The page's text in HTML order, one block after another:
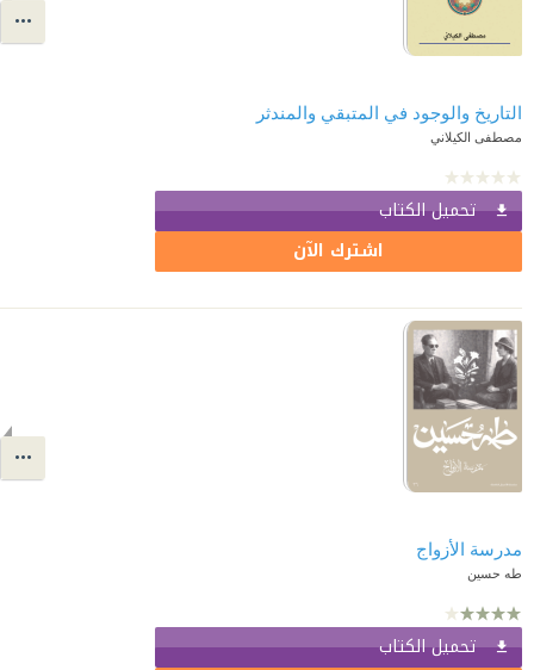
التاريخ والوجود في المتبقي والمندثر
مصطفى الكيلاني
تحميل الكتاب
اشترك الآن
مدرسة الأزواج
طه حسين
تحميل الكتاب